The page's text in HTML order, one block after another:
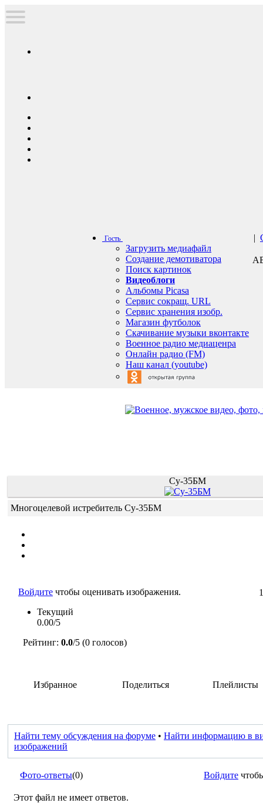
Гость
Загрузить медиафайл
Создание демотиватора
Поиск картинок
Видеоблоги
Альбомы Picasa
Сервис сокращ. URL
Сервис хранения изобр.
Магазин футболок
Скачивание музыки вконтакте
Военное радио медиаценра
Онлайн радио (FM)
Наш канал (youtube)
|
Су-35БМ
Многоцелевой истребитель Су-35БМ
Войдите чтобы оценивать изображения.
Текущий
0.00/5
Рейтинг: 0.0/5 (0 голосов)
Избранное Поделиться Плейлисты
Найти тему обсуждения на форуме • Найти информацию в
изображений
Фото-ответы(0) Войдите
Этот файл не имеет ответов.